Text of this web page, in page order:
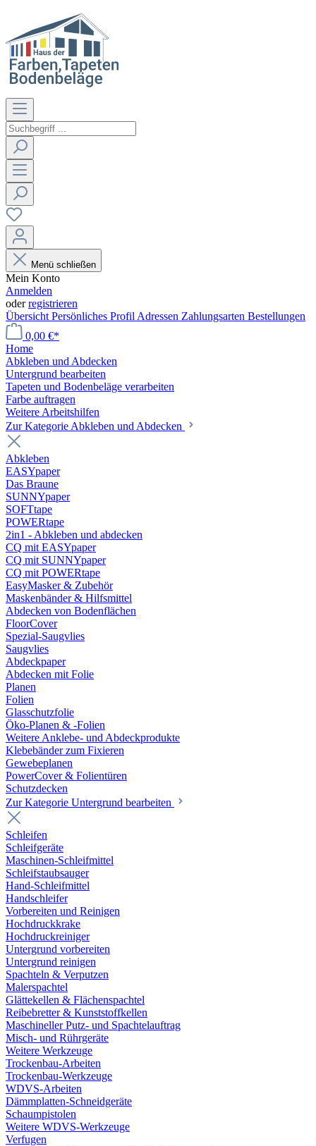
Menü schließen
Mein Konto
Anmelden
oderregistrieren
Übersicht Persönliches Profil Adressen Zahlungsarten Bestellungen
0,00 €*
Home
Abkleben und Abdecken
Untergrund bearbeiten
Tapeten und Bodenbeläge verarbeiten
Farbe auftragen
Weitere Arbeitshilfen
Zur Kategorie Abkleben und Abdecken
Abkleben
EASYpaper
Das Braune
SUNNYpaper
SOFTtape
POWERtape
2in1 - Abkleben und abdecken
CQ mit EASYpaper
CQ mit SUNNYpaper
CQ mit POWERtape
EasyMasker & Zubehör
Maskenbänder & Hilfsmittel
Abdecken von Bodenflächen
FloorCover
Spezial-Saugvlies
Saugvlies
Abdeckpaper
Abdecken mit Folie
Planen
Folien
Glasschutzfolie
Öko-Planen & -Folien
Weitere Anklebe- und Abdeckprodukte
Klebebänder zum Fixieren
Gewebeplanen
PowerCover & Folientüren
Schutzdecken
Zur Kategorie Untergrund bearbeiten
Schleifen
Schleifgeräte
Maschinen-Schleifmittel
Schleifstaubsauger
Hand-Schleifmittel
Handschleifer
Vorbereiten und Reinigen
Hochdruckkrake
Hochdruckreiniger
Untergrund vorbereiten
Untergrund reinigen
Spachteln & Verputzen
Malerspachtel
Glättekellen & Flächenspachtel
Reibebretter & Kunststoffkellen
Maschineller Putz- und Spachtelauftrag
Misch- und Rührgeräte
Weitere Werkzeuge
Trockenbau-Arbeiten
Trockenbau-Werkzeuge
WDVS-Arbeiten
Dämmplatten-Schneidgeräte
Schaumpistolen
Weitere WDVS-Werkzeuge
Verfugen